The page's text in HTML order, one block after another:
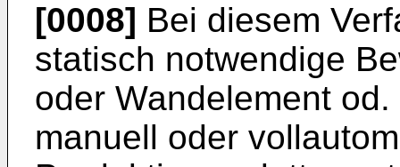
[0008] Bei diesem
statisch notwendige
oder Wandelement
manuell oder